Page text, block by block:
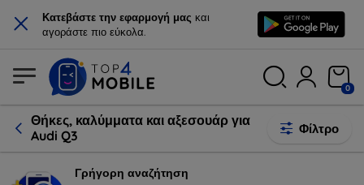
× Κατεβάστε την εφαρμογή μας και
αγοράστε πιο εύκολα.
0
Θήκες, καλύμματα και αξεσουάρ για
Audi Q3
Φίλτρο
Γρήγορη αναζήτηση